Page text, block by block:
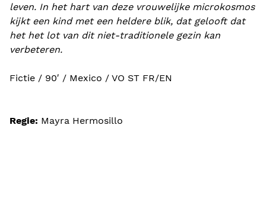
leven. In het hart van deze vrouwelijke microkosmos
kijkt een kind met een heldere blik, dat gelooft dat
het het lot van dit niet-traditionele gezin kan
verbeteren.
Fictie / 90′ / Mexico / VO ST FR/EN
Regie: Mayra Hermosillo